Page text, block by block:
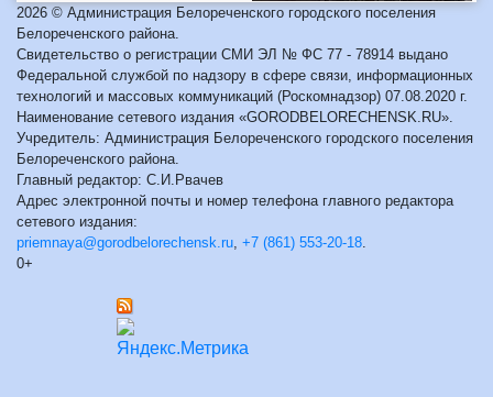
2026 © Администрация Белореченского городского поселения
Белореченского района.
Свидетельство о регистрации СМИ ЭЛ № ФС 77 - 78914 выдано
Федеральной службой по надзору в сфере связи, информационных
технологий и массовых коммуникаций (Роскомнадзор) 07.08.2020 г.
Наименование сетевого издания «GORODBELORECHENSK.RU».
Учредитель: Администрация Белореченского городского поселения
Белореченского района.
Главный редактор: С.И.Рвачев
Адрес электронной почты и номер телефона главного редактора
сетевого издания:
priemnaya@gorodbelorechensk.ru +7 (861) 553-20-18
0+